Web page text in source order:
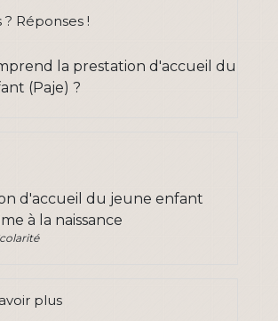
Réponses !
la prestation d'accueil du
(Paje) ?
d'accueil du jeune enfant
à la naissance
plus